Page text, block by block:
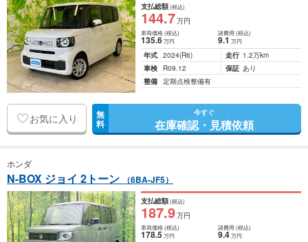
支払総額(税込)
144.7万円
車両価格(税込)
135.6万円
諸費用 (税込)
9.1 万円
年式 2024(R6) 走行 1.2万km
車検
R09.12 保証 あり
整備 定期点検整備有
お気に入り 無
料
今すぐ
在庫確認・見積依頼
ホンダ
N-BOX ジョイ 2トーン （6BA-JF5）
支払総額(税込)
187.9万円
車両価格(税込)
178.5万円
諸費用 (税込)
9.4 万円